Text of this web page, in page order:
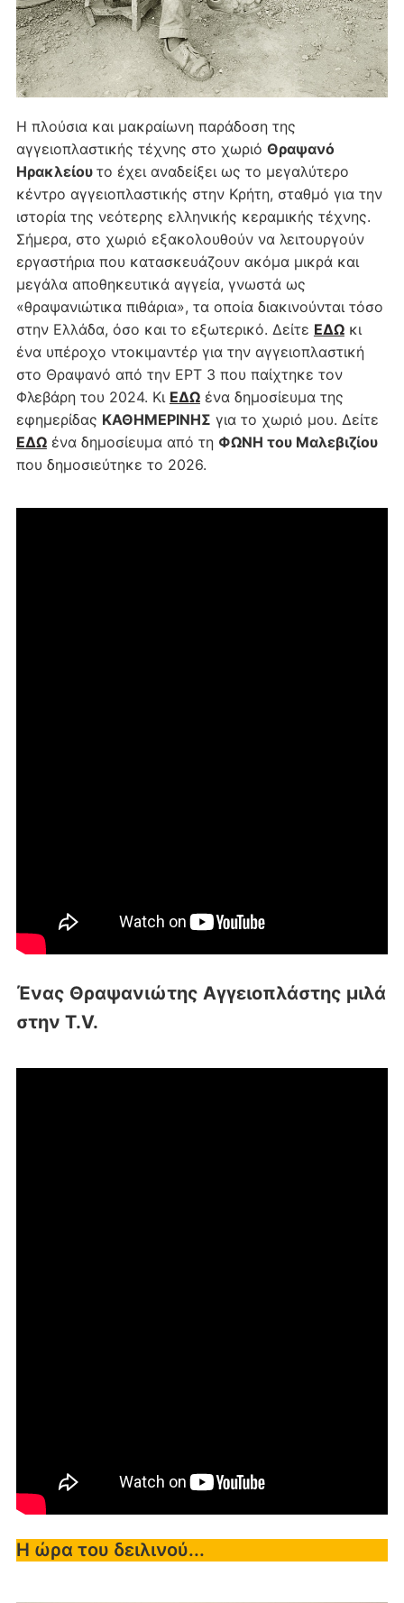
Η πλούσια και μακραίωνη παράδοση της
αγγειοπλαστικής τέχνης στο χωριό Θραψανό
Ηρακλείου το έχει αναδείξει ως το μεγαλύτερο
κέντρο αγγειοπλαστικής στην Κρήτη, σταθμό για την
ιστορία της νεότερης ελληνικής κεραμικής τέχνης.
Σήμερα, στο χωριό εξακολουθούν να λειτουργούν
εργαστήρια που κατασκευάζουν ακόμα μικρά και
μεγάλα αποθηκευτικά αγγεία, γνωστά ως
«θραψανιώτικα πιθάρια», τα οποία διακινούνται τόσο
στην Ελλάδα, όσο και το εξωτερικό. Δείτε ΕΔΩκι
ένα υπέροχο ντοκιμαντέρ για την αγγειοπλαστική
στο Θραψανό από την ΕΡΤ 3 που παίχτηκε τον
Φλεβάρη του 2024. Κι ΕΔΩένα δημοσίευμα της
εφημερίδας ΚΑΘΗΜΕΡΙΝΗΣ για το χωριό μου. Δείτε
ΕΔΩένα δημοσίευμα από τη ΦΩΝΗ του Μαλεβιζίου
που δημοσιεύτηκε το 2026.
Ένας Θραψανιώτης Αγγειοπλάστης μιλά
στην T.V.
Η ώρα του δειλινού...